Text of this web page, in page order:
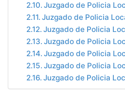
Juzgado de Policia
Juzgado de Policia
Juzgado de Policia
Juzgado de Policia
Juzgado de Policia
Juzgado de Policia
Juzgado de Policia